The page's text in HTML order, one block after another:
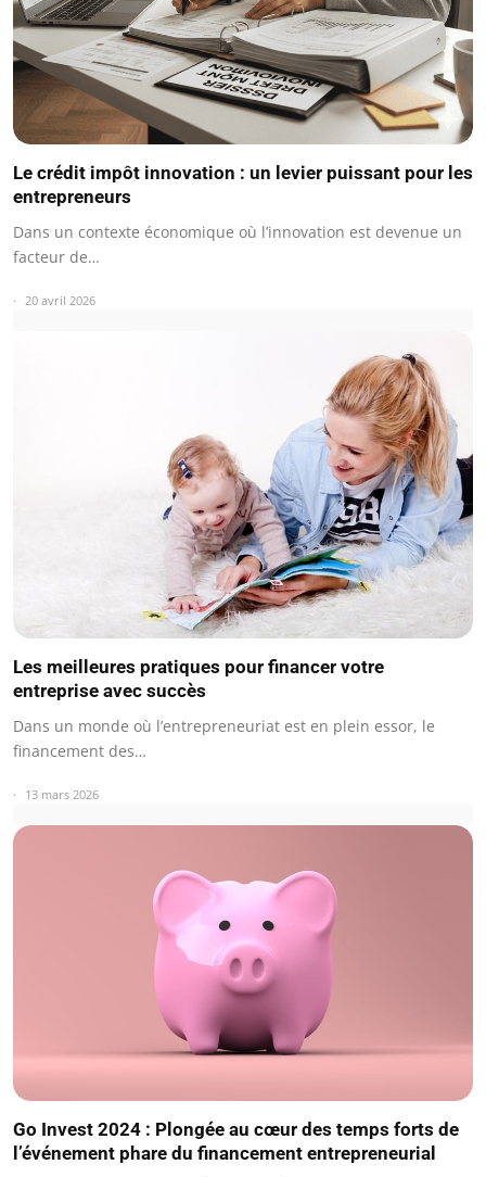
Le crédit impôt innovation : un levier puissant pour les
entrepreneurs
Dans un contexte économique où l’innovation est devenue un
facteur de…
20 avril 2026
Les meilleures pratiques pour financer votre
entreprise avec succès
Dans un monde où l’entrepreneuriat est en plein essor, le
financement des…
13 mars 2026
Go Invest 2024 : Plongée au cœur des temps forts de
l’événement phare du financement entrepreneurial